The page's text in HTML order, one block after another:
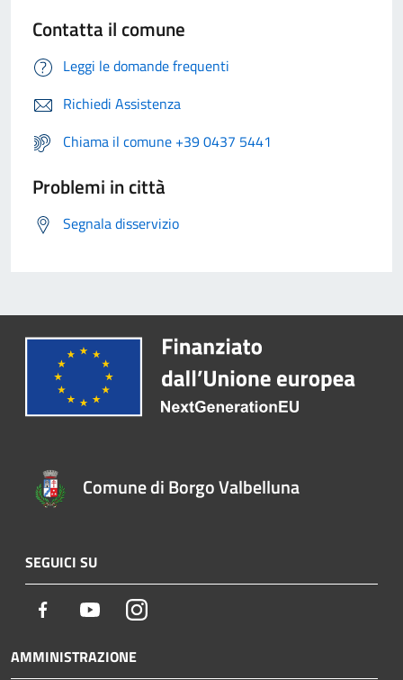
Contatta il comune
Leggi le domande frequenti
Richiedi Assistenza
Chiama il comune +39 0437 5441
Problemi in città
Segnala disservizio
Comune di Borgo Valbelluna
SEGUICI SU
Facebook YoutubeInstagram
AMMINISTRAZIONE